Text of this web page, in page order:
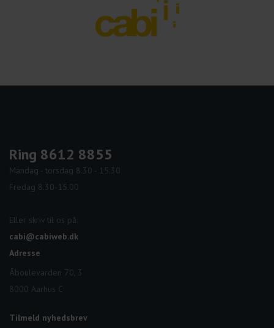
Ring 8612 8855
Mandag - torsdag 8.30 - 15.30
Fredag 8.30-15.00
Eller skriv til os på:
cabi@cabiweb.dk
Adresse
Åboulevarden 70, 3
8000 Aarhus C
Tilmeld nyhedsbrev